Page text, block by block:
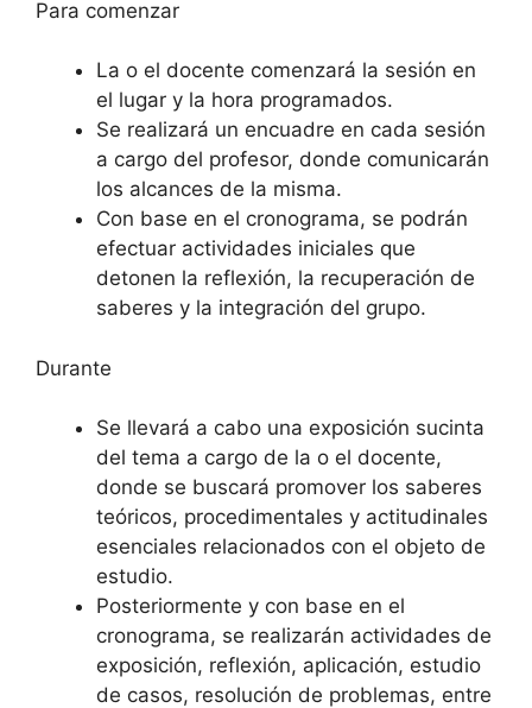
Para comenzar
La o el docente comenzará la sesión en
el lugar y la hora programados.
Se realizará un encuadre en cada sesión
a cargo del profesor, donde comunicarán
los alcances de la misma.
Con base en el cronograma, se podrán
efectuar actividades iniciales que
detonen la reflexión, la recuperación de
saberes y la integración del grupo.
Durante
Se llevará a cabo una exposición sucinta
del tema a cargo de la o el docente,
donde se buscará promover los saberes
teóricos, procedimentales y actitudinales
esenciales relacionados con el objeto de
estudio.
Posteriormente y con base en el
cronograma, se realizarán actividades de
exposición, reflexión, aplicación, estudio
de casos, resolución de problemas, entre